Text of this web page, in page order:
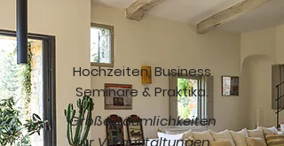
Hochzeiten, Business
Seminare & Praktika.
Große Räumlichkeiten
für Veranstaltungen